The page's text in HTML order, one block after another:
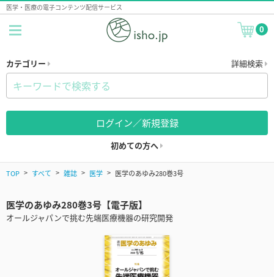
医学・医療の電子コンテンツ配信サービス
0
カテゴリー 詳細検索
ログイン／新規登録
初めての方へ
TOP すべて 雑誌 医学 医学のあゆみ280巻3号
医学のあゆみ280巻3号【電子版】
オールジャパンで挑む先端医療機器の研究開発